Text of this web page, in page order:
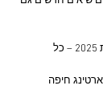
אליפות הארץ ROK קאפ 4 פעימות 2025 – כל
דן קארטינג חיפה